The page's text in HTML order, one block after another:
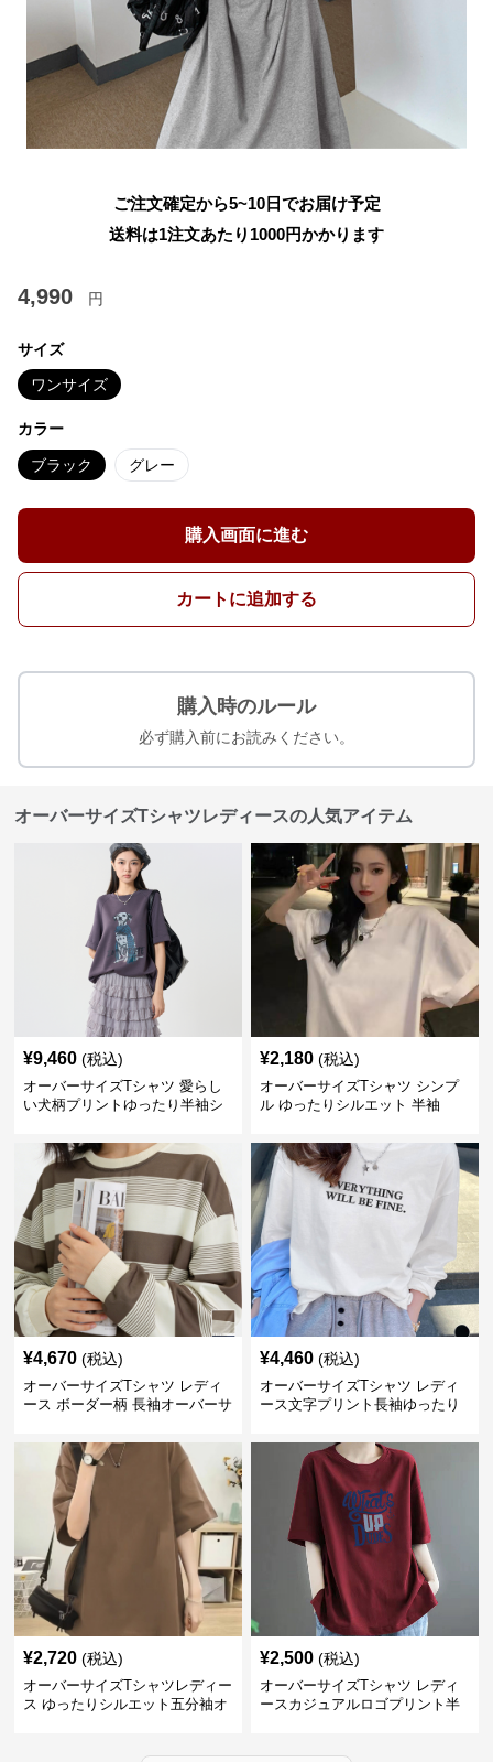
ご注文確定から5~10日でお届け予定
送料は1注文あたり 1000円かかります
4,990 円
サイズ
ワンサイズ
カラー
ブラック グレー
購入画面に進む
カートに追加する
購入時のルール
必ず購入前にお読みください。
オーバーサイズTシャツレディースの人気アイテム
¥9,460 (税込)
オーバーサイズTシャツ 愛らし
い犬柄プリントゆったり半袖シ
¥2,180 (税込)
オーバーサイズTシャツ シンプ
ル ゆったりシルエット 半袖
¥4,670 (税込)
オーバーサイズTシャツ レディ
ース ボーダー柄 長袖オーバーサ
¥4,460 (税込)
オーバーサイズTシャツ レディ
ース文字プリント長袖ゆったり
¥2,720 (税込)
オーバーサイズTシャツレディー
ス ゆったりシルエット五分袖オ
¥2,500 (税込)
オーバーサイズTシャツ レディ
ースカジュアルロゴプリント半